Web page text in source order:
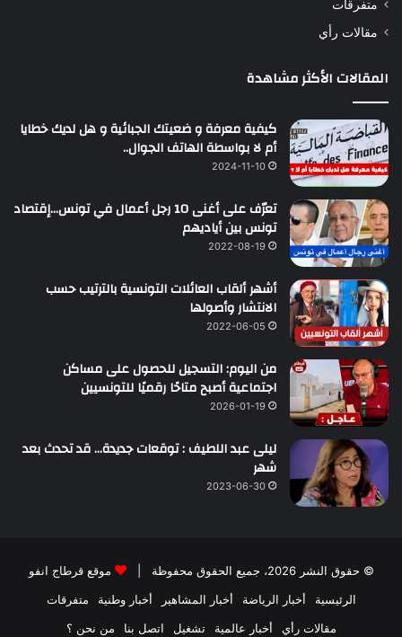
متفرقات
مقالات رأي
المقالات الأكثر مشاهدة
كيفية معرفة و ضعيتك الجبائية و هل لديك خطايا
أم لا بواسطة الهاتف الجوال..
2024-11-10
تعرّف على أغنى 10 رجل أعمال في تونس…إقتصاد
تونس بين أياديهم
2022-08-19
أشهر ألقاب العائلات التونسية بالترتيب حسب
الانتشار وأصولها
2022-06-05
من اليوم: التسجيل للحصول على مساكن
اجتماعية أصبح متاحًا رقميًا للتونسيين
2026-01-19
ليلى عبد اللطيف : توقعات جديدة… قد تحدث بعد
شهر
2023-06-30
© حقوق النشر 2026، جميع الحقوق محفوظة |
موقع قرطاج انفو
الرئيسية
أخبار الرياضة أخبار المشاهير أخبار وطنية
متفرقات
مقالات رأي
أخبار عالمية تشغيل اتصل بنا من نحن ؟